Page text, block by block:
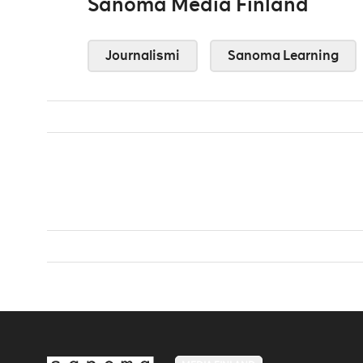
Journalismi Sanoma Learning